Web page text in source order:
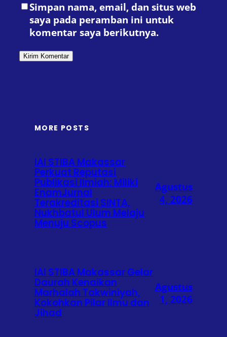
Simpan nama, email, dan situs web
saya pada peramban ini untuk
komentar saya berikutnya.
MORE POSTS
IAI STIBA Makassar
Perkuat Reputasi
Publikasi Ilmiah: Miliki
EnamJurnal
Terakreditasi SINTA,
Nukhbatul Ulum Melaju
Menuju Scopus
Agustus
4, 2026
IAI STIBA Makassar Gelar
Daurah Kenaikan
Marhalah Takwiniyah,
Kokohkan Pilar Ilmu dan
Jihad
Agustus
1, 2026